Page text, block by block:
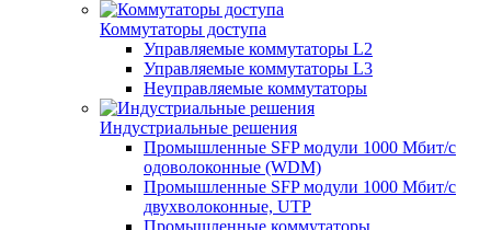
Коммутаторы доступа
Управляемые коммутаторы L2
Управляемые коммутаторы L3
Неуправляемые коммутаторы
Индустриальные решения
Промышленные SFP модули 1000 Мбит/c
одоволоконные (WDM)
Промышленные SFP модули 1000 Мбит/c
двухволоконные, UTP
Промышленные коммутаторы